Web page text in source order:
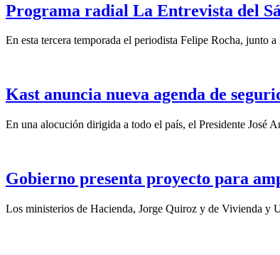
Programa radial La Entrevista del
En esta tercera temporada el periodista Felipe Rocha,
Kast anuncia nueva agenda de
En una alocución dirigida a todo el país, el Presidente José
Gobierno presenta proyecto para
Los ministerios de Hacienda, Jorge Quiroz y de Vivienda y